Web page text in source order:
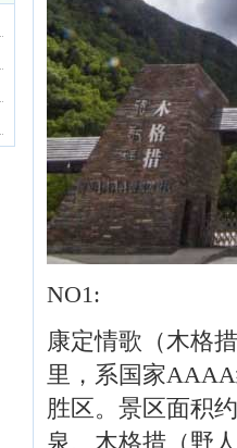
NO1:
康定情歌（木格
里，系国家
胜区。景区面积
泉、木格措（野